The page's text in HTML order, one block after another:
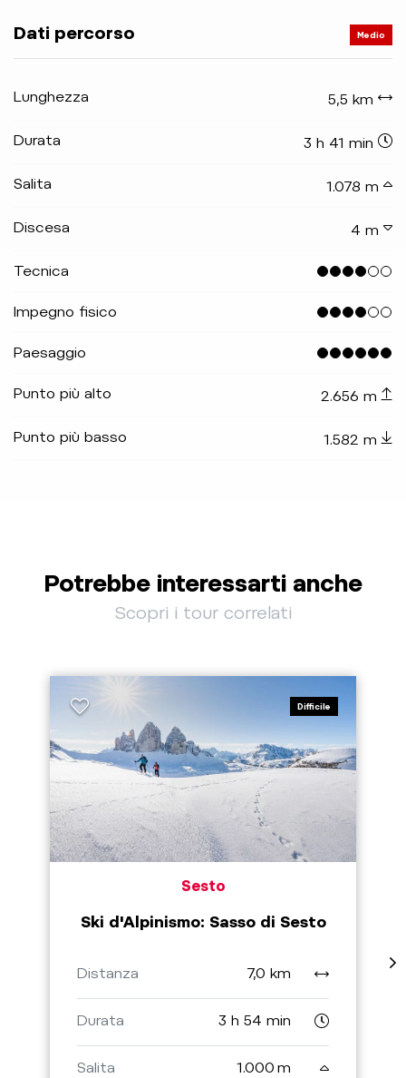
Dati percorso Medio
Lunghezza 5,5 km
Durata 3 h 41 min
Salita 1.078 m
Discesa 4 m
Tecnica
Impegno fisico
Paesaggio
Punto più alto 2.656 m
Punto più basso 1.582 m
Potrebbe interessarti anche
Scopri i tour correlati
Difficile
Sesto
Ski d'Alpinismo: Sasso di Sesto
Distanza 7,0 km
Durata 3 h 54 min
Salita 1.000 m